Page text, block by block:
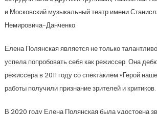
и Московский музыкальный театр имени
Немировича-Данченко.
Елена Полянская является не только
успела попробовать себя как режиссер. Она
режиссера в 2011 году со спектаклем «Герой
работы получили признание зрителей и критиков.
В 2020 году Елена Полянская была удостоена